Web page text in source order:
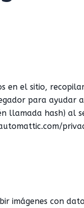
en el sitio,
para ayudar
llamada hash) al
imágenes con